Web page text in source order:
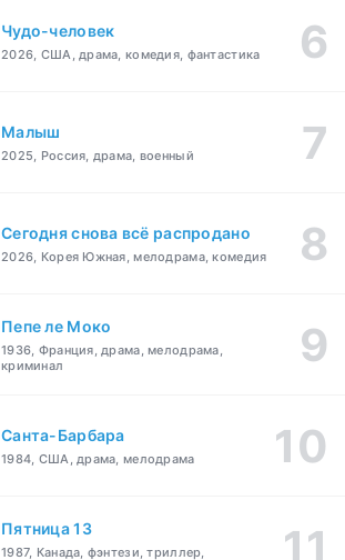
Чудо-человек
2026, США, драма, комедия, фантастика
Малыш
2025, Россия, драма, военный
Сегодня снова всё распродано
2026, Корея Южная, мелодрама, комедия
Пепе ле Моко
1936, Франция, драма, мелодрама,
криминал
Санта-Барбара
1984, США, драма, мелодрама
Пятница 13
1987, Канада, фэнтези, триллер,